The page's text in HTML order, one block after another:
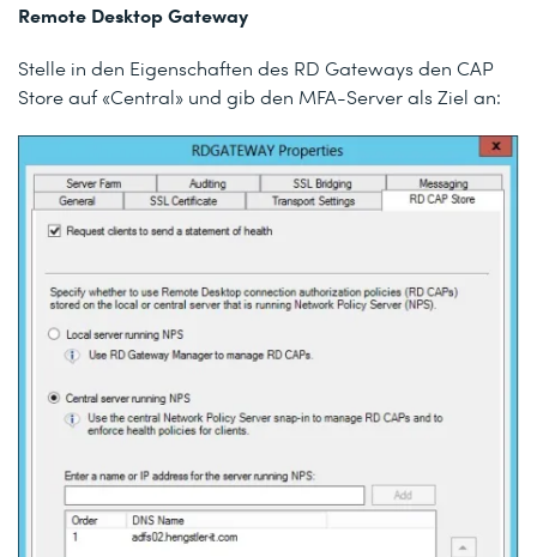
Remote Desktop Gateway
Stelle in den Eigenschaften des RD Gateways den CAP
Store auf «Central» und gib den MFA-Server als Ziel an: